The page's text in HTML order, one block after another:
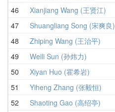
46 Xianjiang Wang (王贤江)
47 Shuangliang Song (宋爽良)
48 Zhiping Wang (王治平)
49 Weili Sun (孙炜力)
50 Xiyan Huo (霍希岩)
51 Yiheng Zhang (张毅恒)
52 Shaoting Gao (高绍亭)